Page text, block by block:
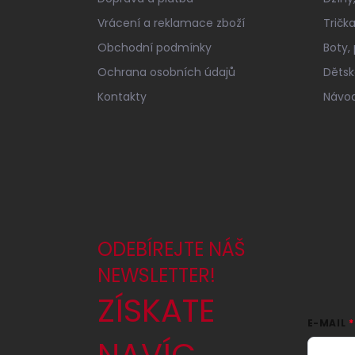
Vrácení a reklamace zboží
Obchodní podmínky
Ochrana osobních údajů
Kontakty
Boty,
ODEBÍREJTE NÁŠ
NEWSLETTER!
ZÍSKATE
E-MAIL